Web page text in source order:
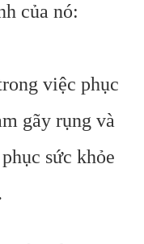
của nó:
việc phục
gãy rụng và
sức khỏe